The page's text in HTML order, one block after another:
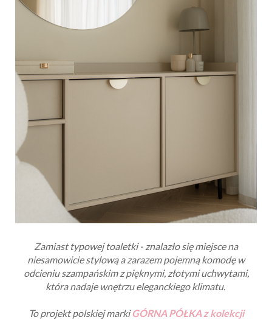
Zamiast typowej toaletki - znalazło się miejsce na
niesamowicie stylową a zarazem pojemną komodę w
odcieniu szampańskim z pięknymi, złotymi uchwytami,
która nadaje wnętrzu eleganckiego klimatu.
To projekt polskiej markiGÓRNA PÓŁKA z kolekcji